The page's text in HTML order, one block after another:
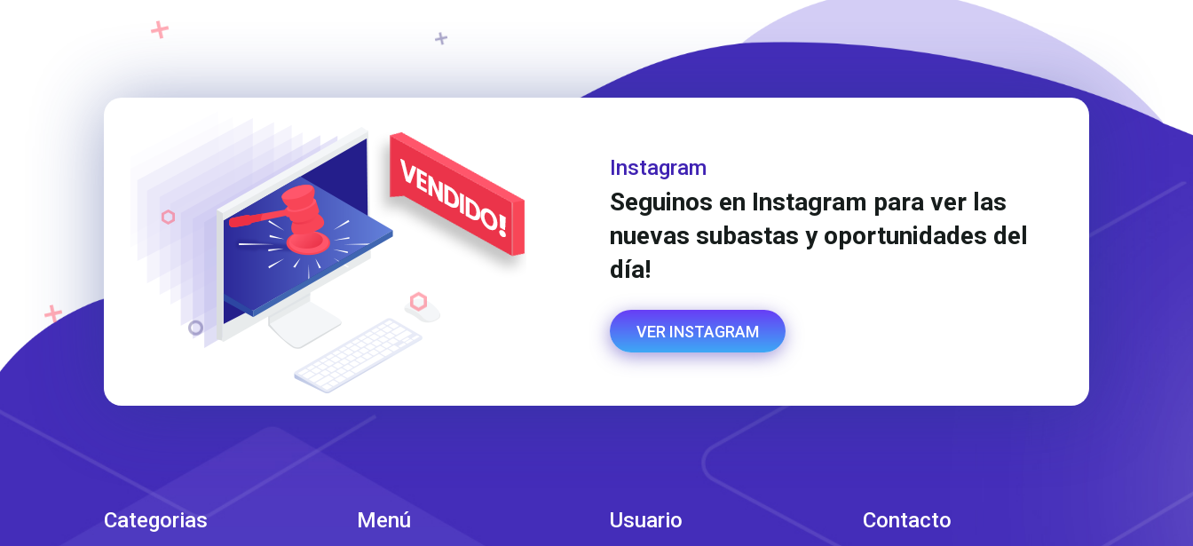
Instagram
Seguinos en Instagram para ver las
nuevas subastas y oportunidades del
día!
VER INSTAGRAM
Categorias Menú Usuario Contacto